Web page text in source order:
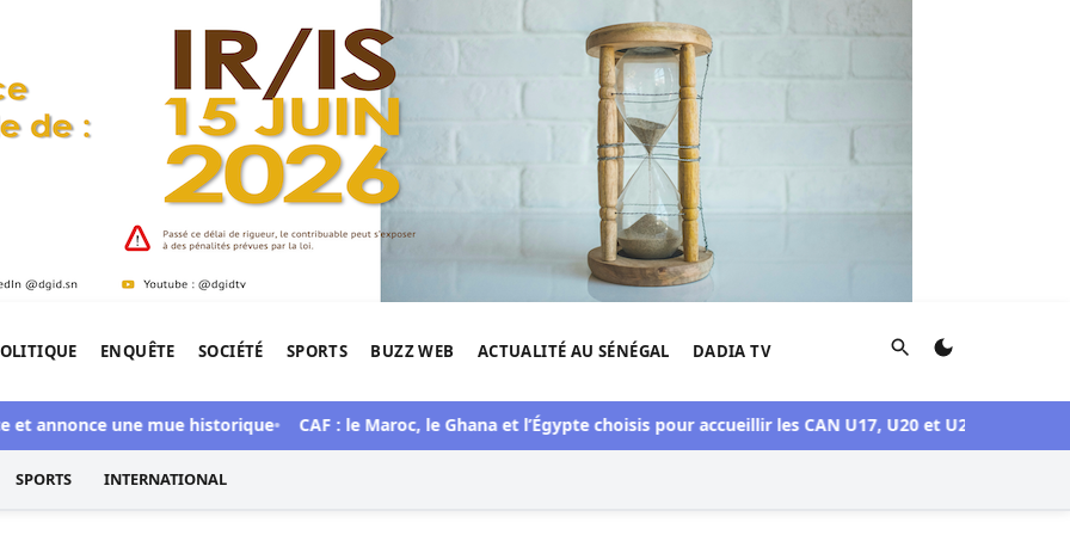
de l'Afrique.
ENQUÊTE SOCIÉTÉ SPORTS BUZZ WEB ACTUALITÉ AU SÉNÉGAL DADIA TV Rechercher
annonce une mue historique CAF : le Maroc, le Ghana et l’Égypte choisis pour accueillir les CAN U17, U20 et U23 en 2027
SPORTS INTERNATIONAL